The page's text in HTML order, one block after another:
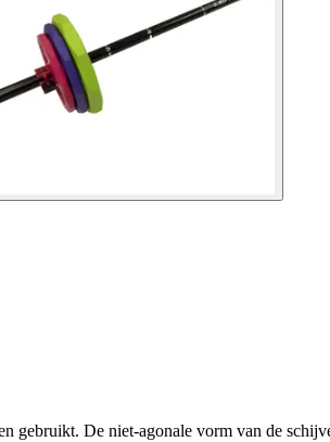
gebruikt. De niet-agonale vorm van de